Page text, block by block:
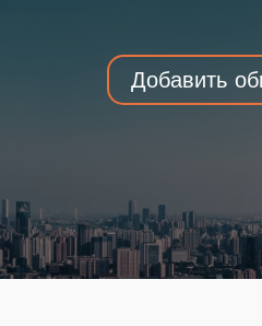
Добавить